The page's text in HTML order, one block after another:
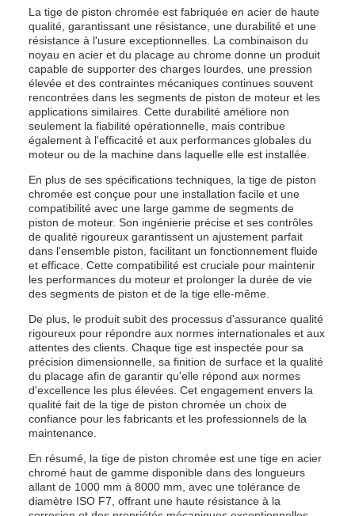
La tige de piston chromée est fabriquée en acier de haute
qualité, garantissant une résistance, une durabilité et une
résistance à l'usure exceptionnelles. La combinaison du
noyau en acier et du placage au chrome donne un produit
capable de supporter des charges lourdes, une pression
élevée et des contraintes mécaniques continues souvent
rencontrées dans les segments de piston de moteur et les
applications similaires. Cette durabilité améliore non
seulement la fiabilité opérationnelle, mais contribue
également à l'efficacité et aux performances globales du
moteur ou de la machine dans laquelle elle est installée.
En plus de ses spécifications techniques, la tige de piston
chromée est conçue pour une installation facile et une
compatibilité avec une large gamme de segments de
piston de moteur. Son ingénierie précise et ses contrôles
de qualité rigoureux garantissent un ajustement parfait
dans l'ensemble piston, facilitant un fonctionnement fluide
et efficace. Cette compatibilité est cruciale pour maintenir
les performances du moteur et prolonger la durée de vie
des segments de piston et de la tige elle-même.
De plus, le produit subit des processus d'assurance qualité
rigoureux pour répondre aux normes internationales et aux
attentes des clients. Chaque tige est inspectée pour sa
précision dimensionnelle, sa finition de surface et la qualité
du placage afin de garantir qu'elle répond aux normes
d'excellence les plus élevées. Cet engagement envers la
qualité fait de la tige de piston chromée un choix de
confiance pour les fabricants et les professionnels de la
maintenance.
En résumé, la tige de piston chromée est une tige en acier
chromé haut de gamme disponible dans des longueurs
allant de 1000 mm à 8000 mm, avec une tolérance de
diamètre ISO F7, offrant une haute résistance à la